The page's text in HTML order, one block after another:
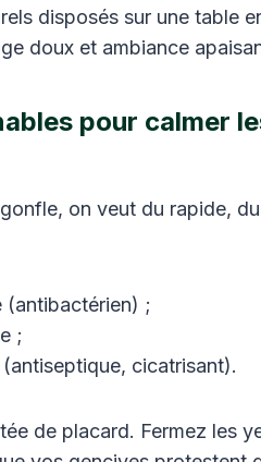
pour calmer
on veut du rapide,
(antibactérien) ;
;
cicatrisant).
de placard. Fermez les